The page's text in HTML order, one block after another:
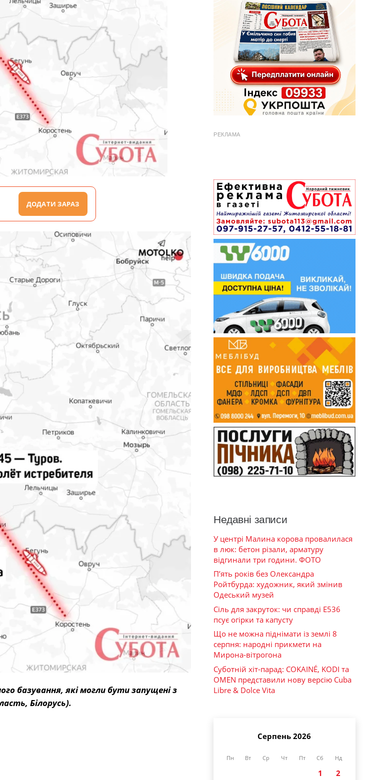
ДОДАТИ ЗАРАЗ
базування, які могли бути запущені з
Білорусь).
РЕКЛАМА
Недавні записи
У центрі Малина корова провалилася
в люк: бетон різали, арматуру
відгинали три години. ФОТО
П’ять років без Олександра
Ройтбурда: художник, який змінив
Одеський музей
Сіль для закруток: чи справді Е536
псує огірки та капусту
Що не можна піднімати із землі 8
серпня: народні прикмети на
Мирона-вітрогона
Суботній хіт-парад: COKAINÉ, KODI та
OMEN представили нову версію Cuba
Libre & Dolce Vita
Серпень 2026
Пн Вт Ср Чт Пт Сб Нд
1
2